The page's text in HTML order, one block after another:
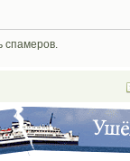
спамеров.